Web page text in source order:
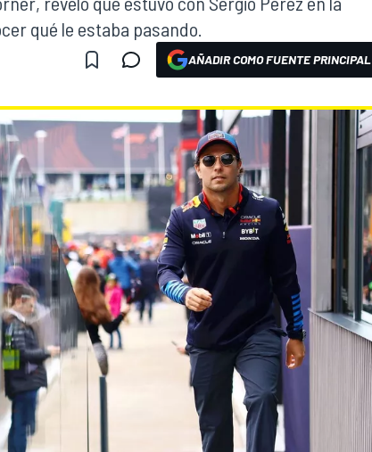
qué le estaba pasando.
AÑADIR COMO FUENTE PRINCIPAL